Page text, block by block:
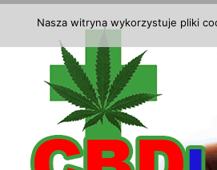
Nasza witryna wykorzystuje pliki